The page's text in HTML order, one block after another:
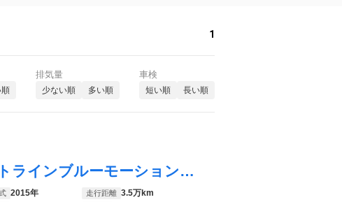
1
順
排気量
少ない順 多い順
車検
短い順 長い順
ゴルフヴァリアント ＴＳＩコンフォートラインブルーモーションテクノロジー ＥＴＣ２．０ フルセグ オートエアコン メモリーナビ 盗難防止装置 アダプティブクルーズコントロール ナビＴＶ キーレスキー サイドエアバッグ パワーウインドウ 助手席エアバッグ アルミホイール
2015年 走行距離 3.5万km